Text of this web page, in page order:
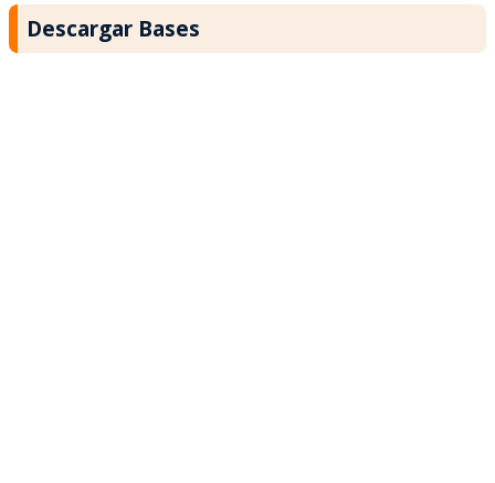
Descargar Bases